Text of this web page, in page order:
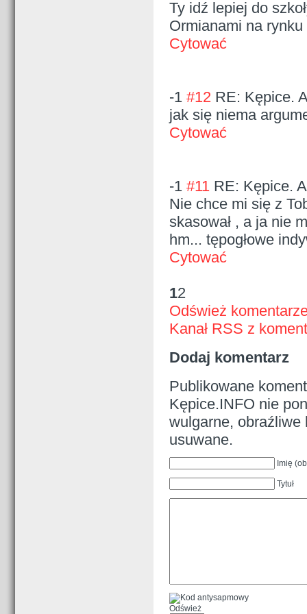
Ty idź lepiej do
Ormianami na
Cytować
-1 #12 RE: Kępice.
jak się niema
Cytować
-1 #11 RE: Kępice.
Nie chce mi się z
skasował , a ja nie
hm... tępogłowe
Cytować
12
Odśwież
Kanał RSS z
Dodaj komentarz
Publikowane
Kępice.INFO nie
wulgarne, obraźliwe
usuwane.
Imię
Tytuł
Odśwież